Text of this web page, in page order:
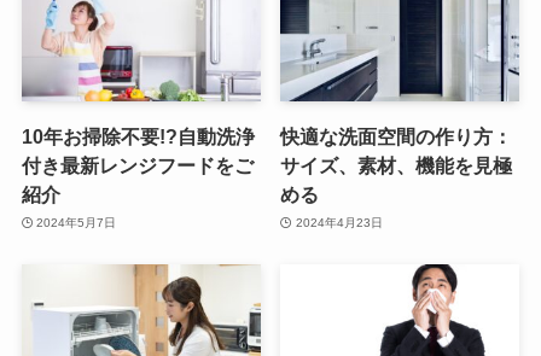
10年お掃除不要!?自動洗浄
付き最新レンジフードをご
紹介
2024年5月7日
快適な洗面空間の作り方：
サイズ、素材、機能を見極
める
2024年4月23日